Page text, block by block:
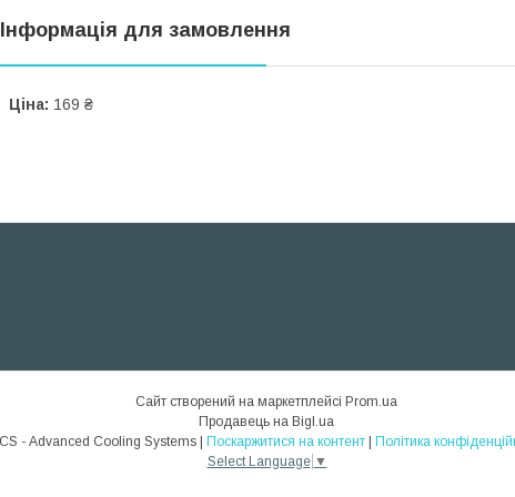
Інформація для замовлення
Ціна: 169 ₴
Сайт створений на маркетплейсі Prom.ua
Продавець на Bigl.ua
ACS - Advanced Cooling Systems | Поскаржитися на контент | Політика
Select Language ▼